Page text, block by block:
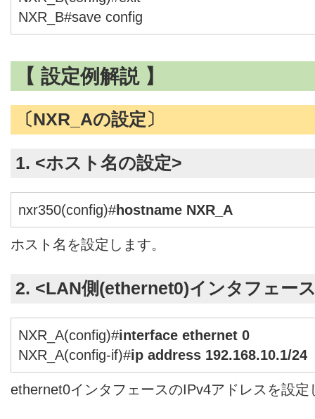
NXR_B#save config
【 設定例解説 】
〔NXR_Aの設定〕
1. <ホスト名の設定>
nxr350(config)#hostname NXR_A
ホスト名を設定します。
2. <LAN側(ethernet0)インタフェー
NXR_A(config)#interface ethernet 0
NXR_A(config-if)#ip address 192.168.10.1/24
ethernet0インタフェースのIPv4アドレスを設定